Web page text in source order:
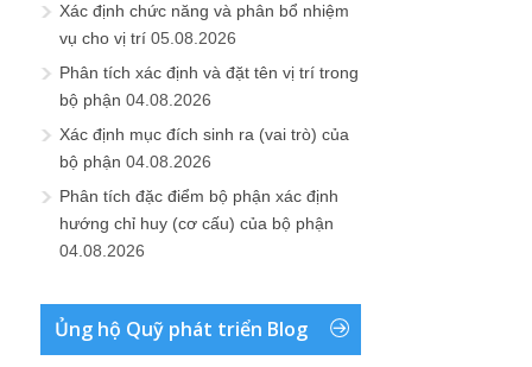
Xác định chức năng và phân bổ nhiệm
vụ cho vị trí 05.08.2026
Phân tích xác định và đặt tên vị trí trong
bộ phận 04.08.2026
Xác định mục đích sinh ra (vai trò) của
bộ phận 04.08.2026
Phân tích đặc điểm bộ phận xác định
hướng chỉ huy (cơ cấu) của bộ phận
04.08.2026
Ủng hộ Quỹ phát triển Blog